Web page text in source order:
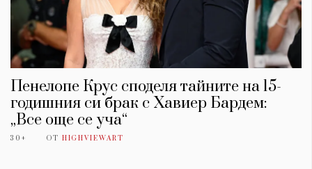
Пенелопе Крус споделя тайните на 15-
годишния си брак с Хавиер Бардем:
„Все още се уча“
30+ ОТ HIGHVIEWART